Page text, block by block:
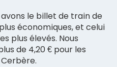
avons le billet de train de
économiques, et celui
plus élevés. Nous
de 4,20 € pour les